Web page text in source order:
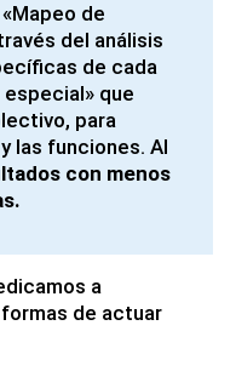
de
del análisis
de cada
que
para
las funciones. Al
con menos
a
de actuar